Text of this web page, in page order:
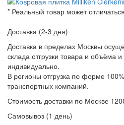
* Реальный товар может
Доставка (2-3 дня)
Доставка в пределах Москвы
склада отгрузки товара и объёма
индивидуально.
В регионы отгрузка по форме
транспортных компаний.
Стоимость доставки по Москве
Самовывоз (1 день)